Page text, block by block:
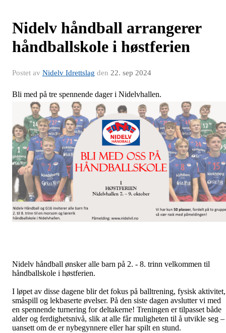
Nidelv håndball arrangerer
håndballskole i høstferien
Postet av Nidelv Idrettslag den 22. sep 2024
Bli med på tre spennende dager i Nidelvhallen.
Nidelv håndball ønsker alle barn på 2. - 8. trinn velkommen til
håndballskole i høstferien.
I løpet av disse dagene blir det fokus på balltrening, fysisk aktivitet,
småspill og lekbaserte øvelser. På den siste dagen avslutter vi med
en spennende turnering for deltakerne! Treningen er tilpasset både
alder og ferdighetsnivå, slik at alle får muligheten til å utvikle seg –
uansett om de er nybegynnere eller har spilt en stund.